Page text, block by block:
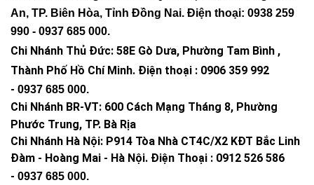
An, TP. Biên Hòa, Tỉnh Đồng Nai. Điện thoại: 0938 259
990 - 0937 685 000.
Chi Nhánh Thủ Đức: 58E Gò Dưa, Phường Tam Bình ,
Thành Phố Hồ Chí Minh. Điện thoại : 0906 359 992
- 0937 685 000.
Chi Nhánh BR-VT: 600 Cách Mạng Tháng 8, Phường
Phước Trung, TP. Bà Rịa
Chi Nhánh Hà Nội: P914 Tòa Nhà CT4C/X2 KĐT Bắc Linh
Đàm - Hoàng Mai - Hà Nội. Điện Thoại : 0912 526 586
- 0937 685 000.